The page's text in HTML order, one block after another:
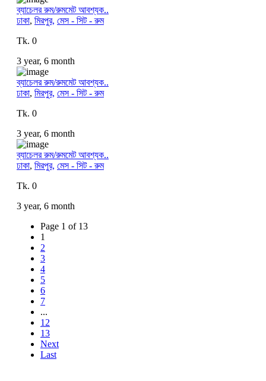
ব্যাচেলর রুম/রুমমেট আবশ্যক..
ঢাকা, মিরপুর, মেস - সিট - রুম
Tk. 0
3 year, 6 month
ব্যাচেলর রুম/রুমমেট আবশ্যক..
ঢাকা, মিরপুর, মেস - সিট - রুম
Tk. 0
3 year, 6 month
ব্যাচেলর রুম/রুমমেট আবশ্যক..
ঢাকা, মিরপুর, মেস - সিট - রুম
Tk. 0
3 year, 6 month
Page 1 of 13
1
2
3
4
5
6
7
...
12
13
Next
Last